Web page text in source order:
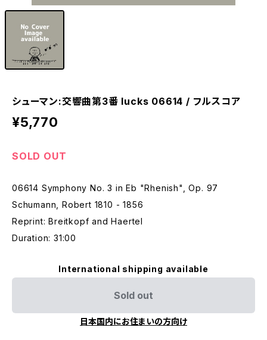
シューマン:交響曲第3番 lucks 06614 / フルスコア
¥5,770
SOLD OUT
06614 Symphony No. 3 in Eb "Rhenish", Op. 97
Schumann, Robert 1810 - 1856
Reprint: Breitkopf and Haertel
Duration: 31:00
International shipping available
Sold out
日本国内にお住まいの方向け